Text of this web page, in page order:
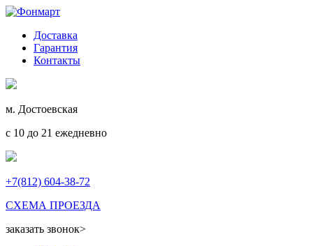
Доставка
Гарантия
Контакты
м. Достоевская
с 10 до 21 ежедневно
+7(812) 604-38-72
СХЕМА ПРОЕЗДА
заказать звонок>